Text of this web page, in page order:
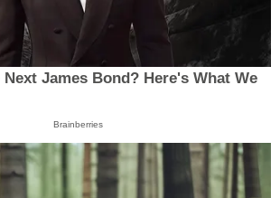
James Bond? Here's What We
Brainberries